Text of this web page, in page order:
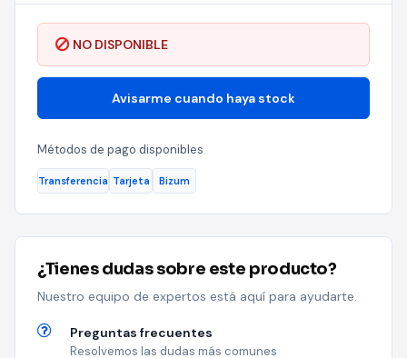
NO DISPONIBLE
Avisarme cuando haya stock
Métodos de pago disponibles
Transferencia Tarjeta Bizum
¿Tienes dudas sobre este producto?
Nuestro equipo de expertos está aquí para ayudarte.
Preguntas frecuentes
Resolvemos las dudas más comunes